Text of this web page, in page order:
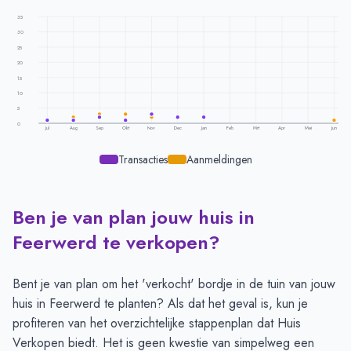
35
30
25
20
15
10
5
0
Jul Aug Sep Okt Nov Dec Jan Feb Mrt Apr Mei Jun
Transacties Aanmeldingen
Transacties en aanmeldingen per maand - Feerwerd
Maand
Transacties
Aanmeldingen
Juli
1
1
2
September
2
3
Oktober
1
November
3
Ben je van plan jouw huis in
Feerwerd te verkopen?
Bent je van plan om het 'verkocht' bordje in de tuin van jouw
huis in Feerwerd te planten? Als dat het geval is, kun je
profiteren van het overzichtelijke stappenplan dat Huis
Verkopen biedt. Het is geen kwestie van simpelweg een